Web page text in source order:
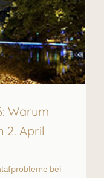
Warum
2. April
bei